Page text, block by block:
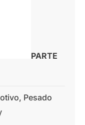
PARTE
, Pesado